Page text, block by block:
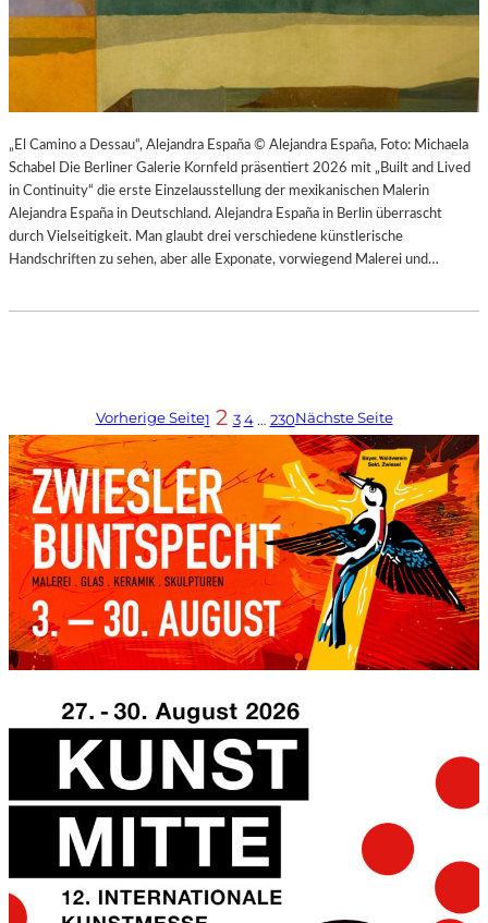
„El Camino a Dessau“, Alejandra España © Alejandra España, Foto: Michaela
Schabel Die Berliner Galerie Kornfeld präsentiert 2026 mit „Built and Lived
in Continuity“ die erste Einzelausstellung der mexikanischen Malerin
Alejandra España in Deutschland. Alejandra España in Berlin überrascht
durch Vielseitigkeit. Man glaubt drei verschiedene künstlerische
Handschriften zu sehen, aber alle Exponate, vorwiegend Malerei und…
Vorherige Seite1 2 3 4 … 230Nächste Seite